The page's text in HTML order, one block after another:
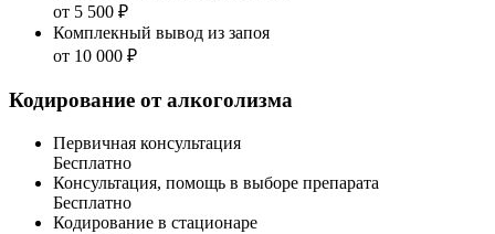
от 5 500 ₽
Комплекный вывод из запоя
от 10 000 ₽
Кодирование от алкоголизма
Первичная консультация
Бесплатно
Консультация, помощь в выборе препарата
Бесплатно
Кодирование в стационаре